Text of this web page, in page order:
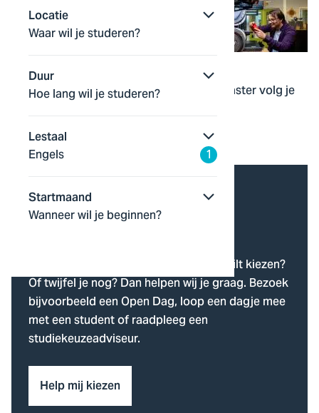
Locatie
Waar wil je studeren?
Duur
Hoe lang wil je studeren?
Lestaal
Engels 1
Startmaand
Wanneer wil je beginnen?
Hulp nodig bij je
studiekeuze?
Heb je nog geen idee welke studie je wilt kiezen?
Of twijfel je nog? Dan helpen wij je graag. Bezoek
bijvoorbeeld een Open Dag, loop een dagje mee
met een student of raadpleeg een
studiekeuzeadviseur.
Help mij kiezen
Applied Quantum Technology
Alles leren over quantum computing en
quantumtechnologie? Deze bijzondere master volg je
Master